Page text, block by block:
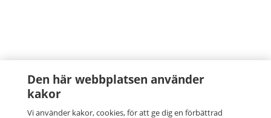
Den här webbplatsen använder
kakor
Vi använder kakor, cookies, för att ge dig en förbättrad